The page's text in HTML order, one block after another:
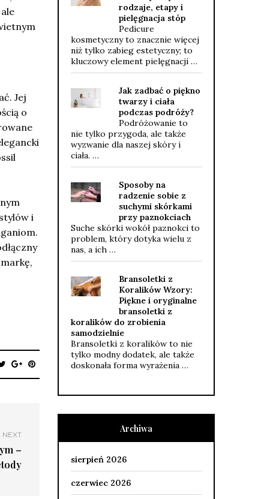
Jej
o
i
NEXT
–
rodzaje, etapy i
pielęgnacja stóp
Pedicure
kosmetyczny to znacznie więcej
niż tylko zabieg estetyczny; to
kluczowy element pielęgnacji …
Jak zadbać o piękno
twarzy i ciała
podczas podróży?
Podróżowanie to
nie tylko przygoda, ale także
wyzwanie dla naszej skóry i
ciała. …
Sposoby na
radzenie sobie z
suchymi skórkami
przy paznokciach
Suche skórki wokół paznokci to
problem, który dotyka wielu z
nas, a ich …
Bransoletki z
Koralików Wzory:
Piękne i oryginalne
bransoletki z
koralików do zrobienia
samodzielnie
Bransoletki z koralików to nie
tylko modny dodatek, ale także
doskonała forma wyrażenia …
Archiwa
sierpień 2026
czerwiec 2026